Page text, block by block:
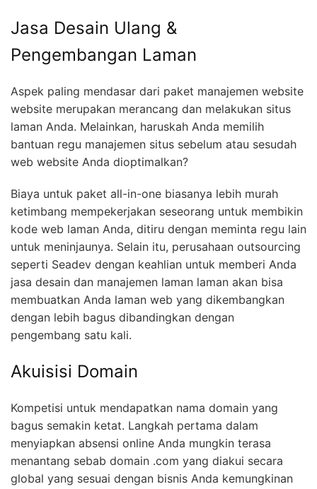
Jasa Desain Ulang &
Pengembangan Laman
Aspek paling mendasar dari paket manajemen website
website merupakan merancang dan melakukan situs
laman Anda. Melainkan, haruskah Anda memilih
bantuan regu manajemen situs sebelum atau sesudah
web website Anda dioptimalkan?
Biaya untuk paket all-in-one biasanya lebih murah
ketimbang mempekerjakan seseorang untuk membikin
kode web laman Anda, ditiru dengan meminta regu lain
untuk meninjaunya. Selain itu, perusahaan outsourcing
seperti Seadev dengan keahlian untuk memberi Anda
jasa desain dan manajemen laman laman akan bisa
membuatkan Anda laman web yang dikembangkan
dengan lebih bagus dibandingkan dengan
pengembang satu kali.
Akuisisi Domain
Kompetisi untuk mendapatkan nama domain yang
bagus semakin ketat. Langkah pertama dalam
menyiapkan absensi online Anda mungkin terasa
menantang sebab domain .com yang diakui secara
global yang sesuai dengan bisnis Anda kemungkinan